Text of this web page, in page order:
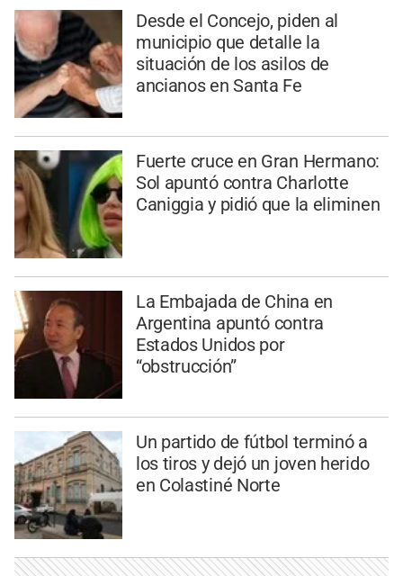
Desde el Concejo, piden al
municipio que detalle la
situación de los asilos de
ancianos en Santa Fe
Fuerte cruce en Gran Hermano:
Sol apuntó contra Charlotte
Caniggia y pidió que la eliminen
La Embajada de China en
Argentina apuntó contra
Estados Unidos por
“obstrucción”
Un partido de fútbol terminó a
los tiros y dejó un joven herido
en Colastiné Norte